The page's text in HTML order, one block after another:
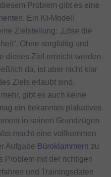
Problem gibt es eine
Ein KI-Modell
Zielstellung: „Löse die
Ohne sorgfältig und
dieses Ziel erreicht werden
da, ist aber nicht klar
Ziels erlaubt sind.
gibt es auch keine
ein bekanntes plakatives
in seinen Grundzügen
macht eine vollkommen
Aufgabe Büroklammern zu
Problem mit der richtigen
und Trainingsdaten